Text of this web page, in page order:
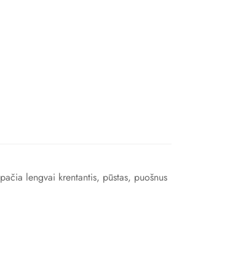
pačia lengvai krentantis, pūstas, puošnus